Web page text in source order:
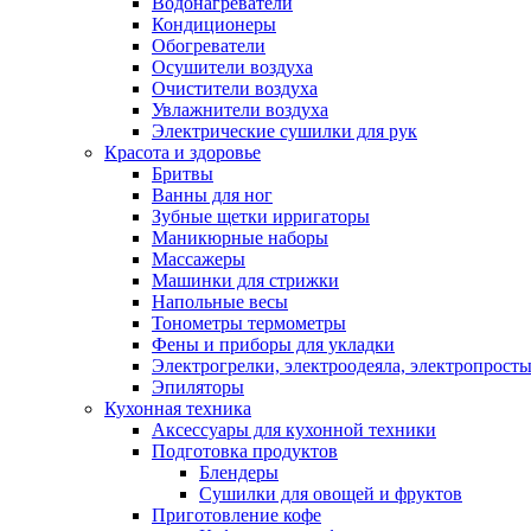
Кондиционеры
Обогреватели
Осушители воздуха
Очистители воздуха
Увлажнители воздуха
Электрические сушилки для рук
Красота и здоровье
Бритвы
Ванны для ног
Зубные щетки ирригаторы
Маникюрные наборы
Массажеры
Машинки для стрижки
Напольные весы
Тонометры термометры
Фены и приборы для укладки
Электрогрелки, электроодеяла,
Эпиляторы
Кухонная техника
Аксессуары для кухонной техники
Подготовка продуктов
Блендеры
Сушилки для овощей и фруктов
Приготовление кофе